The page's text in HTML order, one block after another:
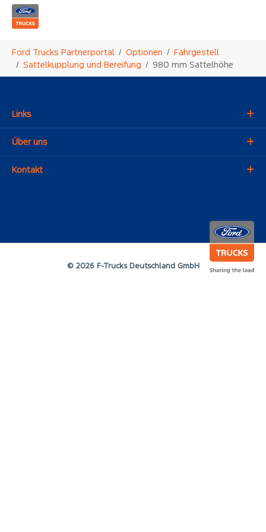
Ford Trucks Partnerportal Optionen
Fahrgestell
Sattelkupplung und Bereifung
980 mm Sattelhöhe
Links
Über uns
Kontakt
© 2026 F-Trucks Deutschland GmbH